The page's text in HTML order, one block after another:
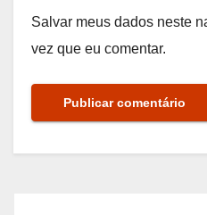
Salvar meus dados neste
vez que eu comentar.